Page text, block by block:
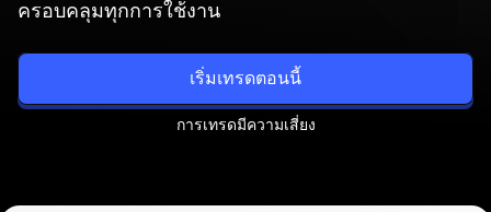
ครอบคลุมทุกการใช้งาน
เริ่มเทรดตอนนี้
การเทรดมีความเสี่ยง